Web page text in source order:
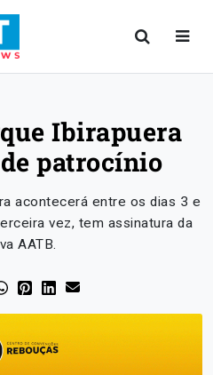
Ibirapuera
patrocínio
acontecerá entre os dias 3 e
vez, tem assinatura da
AATB.